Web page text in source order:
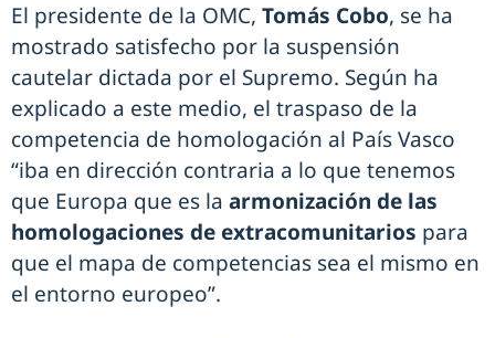
El presidente de la OMC, Tomás Cobo, se ha
mostrado satisfecho por la suspensión
cautelar dictada por el Supremo. Según ha
explicado a este medio, el traspaso de la
competencia de homologación al País Vasco
“iba en dirección contraria a lo que tenemos
que Europa que es la armonización de las
homologaciones de extracomunitarios para
que el mapa de competencias sea el mismo en
el entorno europeo”.